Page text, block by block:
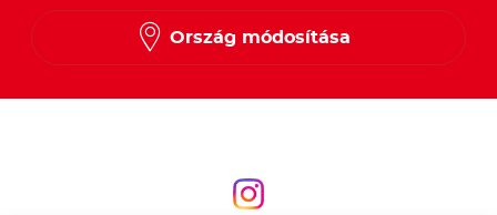
Ország módosítása